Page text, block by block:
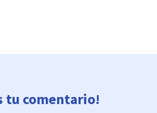
tu comentario!